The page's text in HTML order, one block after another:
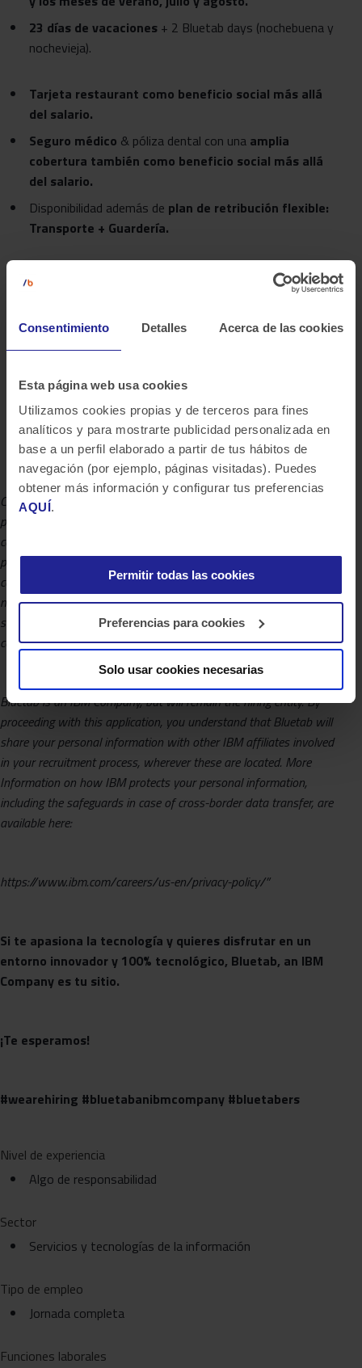
Consentimiento Detalles Acerca de las cookies
Esta página web usa cookies
Utilizamos cookies propias y de terceros para fines
analíticos y para mostrarte publicidad personalizada en
base a un perfil elaborado a partir de tus hábitos de
navegación (por ejemplo, páginas visitadas). Puedes
obtener más información y configurar tus preferencias
AQUÍ.
Permitir todas las cookies
Preferencias para cookies
Solo usar cookies necesarias
23 días de vacaciones + 2 Bluetab days (nochebuena y
nochevieja).
Tarjeta restaurant como beneficio social más allá
del salario.
Seguro médico & póliza dental con una amplia
cobertura también como beneficio social más allá
del salario.
Disponibilidad además de plan de retribución flexible:
Transporte + Guardería.
Formación continua gamificada a través del plan
rewards, hasta 800 cursos y certificaciones oficiales.
Además, tendrás a tu alcance el
programa Career
sistema objetivo de evaluación continua.
¡Tú serás el dueño de tu crecimiento!
Tarjeta regalo Passpor importe de 50€ en el mes de tu
cumpleaños.
Consideramos que la diversidad es enriquecedora y queremos velar
por la inclusión e igualdad de oportunidades, por lo que contamos
con un Plan de Igualdad y un Código Ético que recoge estos
principios para garantizar la no discriminación de nuestras
colaboradoras y colaboradores por cuestión de raza, color,
nacionalidad, origen social, edad, sexo, estado civil, orientación
sexual, ideología, opiniones políticas, religión o cualquier otra
condición personal, física o social.
Bluetab is an IBM Company, but will remain the hiring entity.By
proceeding with this application, you understand that Bluetab will
share your personal information with other IBM affiliates involved
in your recruitment process, wherever these are located. More
Information on how IBM protects your personal information,
including the safeguards in case of cross-border data transfer, are
available here:
https://www.ibm.com/careers/us-en/privacy-policy/”
Si te apasiona la tecnología y quieres disfrutar en un
entorno innovador y 100% tecnológico, Bluetab, an IBM
Company es tu sitio.
¡Te esperamos!
#wearehiring #bluetabanibmcompany #bluetabers
Nivel de experiencia
Algo de responsabilidad
Sector
Servicios y tecnologías de la información
Tipo de empleo
Jornada completa
Funciones laborales